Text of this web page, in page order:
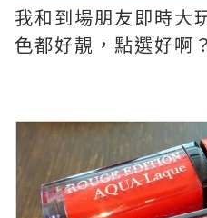
我和到場朋友即時大
色都好靚，點選好啊